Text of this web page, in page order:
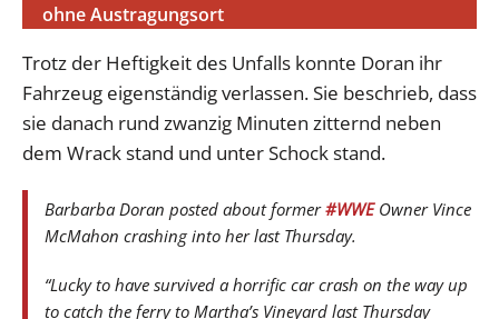
ohne Austragungsort
Trotz der Heftigkeit des Unfalls konnte Doran ihr
Fahrzeug eigenständig verlassen. Sie beschrieb, dass
sie danach rund zwanzig Minuten zitternd neben
dem Wrack stand und unter Schock stand.
Barbarba Doran posted about former#WWEOwner Vince
McMahon crashing into her last Thursday.
“Lucky to have survived a horrific car crash on the way up
to catch the ferry to Martha’s Vineyard last Thursday